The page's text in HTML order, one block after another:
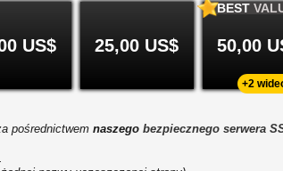
US$ 25,00 US$
BEST
50,00
+2
pośrednictwem naszego bezpiecznego serwera
.